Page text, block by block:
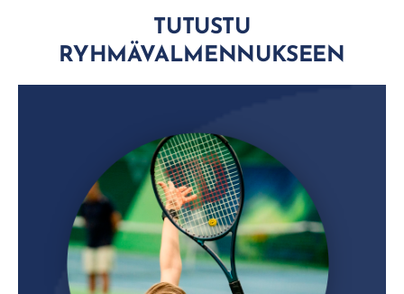
TUTUSTU
RYHMÄVALMENNUKSEEN